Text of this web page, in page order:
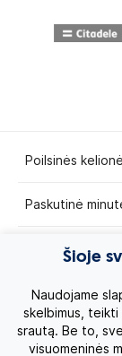
Poilsinės
Paskutinė
Egzotinės
Kruizai
Kelionės po
Šioje
Naudojame
skelbimus, teikti
srautą. Be to,
visuomeninės